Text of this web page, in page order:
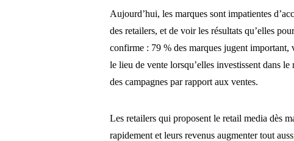
Aujourd’hui, les marques sont impatientes
des retailers, et de voir les résultats qu’elles
confirme : 79 % des marques jugent important,
le lieu de vente lorsqu’elles investissent dans
des campagnes par rapport aux ventes.
Les retailers qui proposent le retail media dès
rapidement et leurs revenus augmenter tout